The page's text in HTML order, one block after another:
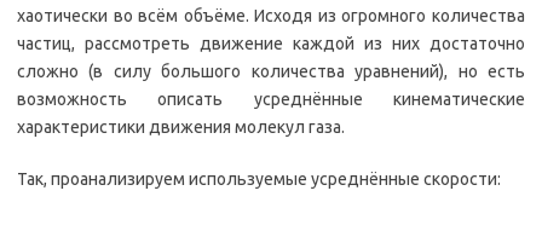
хаотически во всём объёме. Исходя из огромного количества
частиц, рассмотреть движение каждой из них достаточно
сложно (в силу большого количества уравнений), но есть
возможность описать усреднённые кинематические
характеристики движения молекул газа.
Так, проанализируем используемые усреднённые скорости: